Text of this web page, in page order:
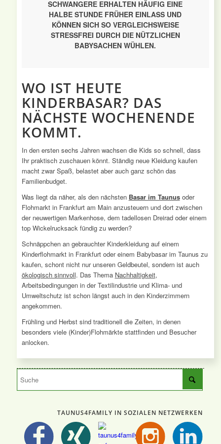
SCHWANGERE ERHALTEN HÄUFIG EINE
HALBE STUNDE FRÜHER EINLASS UND
KÖNNEN SICH SO VERGLEICHSWEISE
STRESSFREI DURCH DIE NÜTZLICHEN
BABYSACHEN WÜHLEN.
WO IST HEUTE
KINDERBASAR? DAS
NÄCHSTE WOCHENENDE
KOMMT.
In den ersten sechs Jahren wachsen die Kids so schnell, dass
Ihr praktisch zuschauen könnt. Ständig neue Kleidung kaufen
macht zwar Spaß, belastet aber auch ganz schön das
Familienbudget.
Was liegt da näher, als den nächsten Basar im Taunusoder
Flohmarkt in Frankfurt am Main anzusteuern und dort zwischen
der neuwertigen Markenhose, dem tadellosen Dreirad oder einem
top Wickelrucksack fündig zu werden?
Schnäppchen an gebrauchter Kinderkleidung auf einem
Kinderflohmarkt in Frankfurt oder einem Babybasar im Taunus zu
kaufen, schont nicht nur unseren Geldbeutel, sondern ist auch
ökologisch sinnvoll. Das Thema Nachhaltigkeit,
Arbeitsbedingungen in der Textilindustrie und Klima- und
Umweltschutz ist schon längst auch in den Kinderzimmern
angekommen.
Frühling und Herbst sind traditionell die Zeiten, in denen
besonders viele (Kinder)Flohmärkte stattfinden und Besucher
anlocken.
TAUNUS4FAMILY IN SOZIALEN NETZWERKEN